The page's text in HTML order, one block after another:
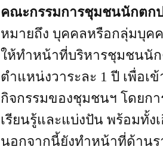
คณะกรรมการชุมชนนักตก
หมายถึง บุคคลหรือกลุ่มบุค
ให้ทำหน้าที่บริหารชุมชนนั
ตำแหน่งวาระละ 1 ปี เพื่อ
กิจกรรมของชุมชนฯ โดยกา
เรียนรู้และแบ่งปัน พร้อมทั้
นอกจากนี้ยังทำหน้าที่ด้าน